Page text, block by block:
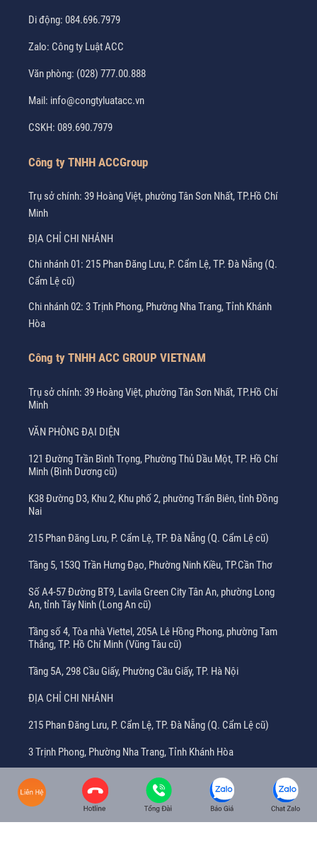
Di động: 084.696.7979
Zalo: Công ty Luật ACC
Văn phòng: (028) 777.00.888
Mail: info@congtyluatacc.vn
CSKH: 089.690.7979
Công ty TNHH ACCGroup
Trụ sở chính: 39 Hoàng Việt, phường Tân Sơn Nhất, TP.Hồ Chí
Minh
ĐỊA CHỈ CHI NHÁNH
Chi nhánh 01: 215 Phan Đăng Lưu, P. Cẩm Lệ, TP. Đà Nẵng (Q.
Cẩm Lệ cũ)
Chi nhánh 02: 3 Trịnh Phong, Phường Nha Trang, Tỉnh Khánh
Hòa
Công ty TNHH ACC GROUP VIETNAM
Trụ sở chính: 39 Hoàng Việt, phường Tân Sơn Nhất, TP.Hồ Chí
Minh
VĂN PHÒNG ĐẠI DIỆN
121 Đường Trần Bình Trọng, Phường Thủ Dầu Một, TP. Hồ Chí
Minh (Bình Dương cũ)
K38 Đường D3, Khu 2, Khu phố 2, phường Trấn Biên, tỉnh Đồng
Nai
215 Phan Đăng Lưu, P. Cẩm Lệ, TP. Đà Nẵng (Q. Cẩm Lệ cũ)
Tầng 5, 153Q Trần Hưng Đạo, Phường Ninh Kiều, TP.Cần Thơ
Số A4-57 Đường BT9, Lavila Green City Tân An, phường Long
An, tỉnh Tây Ninh (Long An cũ)
Tầng số 4, Tòa nhà Viettel, 205A Lê Hồng Phong, phường Tam
Thắng, TP. Hồ Chí Minh (Vũng Tàu cũ)
Tầng 5A, 298 Cầu Giấy, Phường Cầu Giấy, TP. Hà Nội
ĐỊA CHỈ CHI NHÁNH
215 Phan Đăng Lưu, P. Cẩm Lệ, TP. Đà Nẵng (Q. Cẩm Lệ cũ)
3 Trịnh Phong, Phường Nha Trang, Tỉnh Khánh Hòa